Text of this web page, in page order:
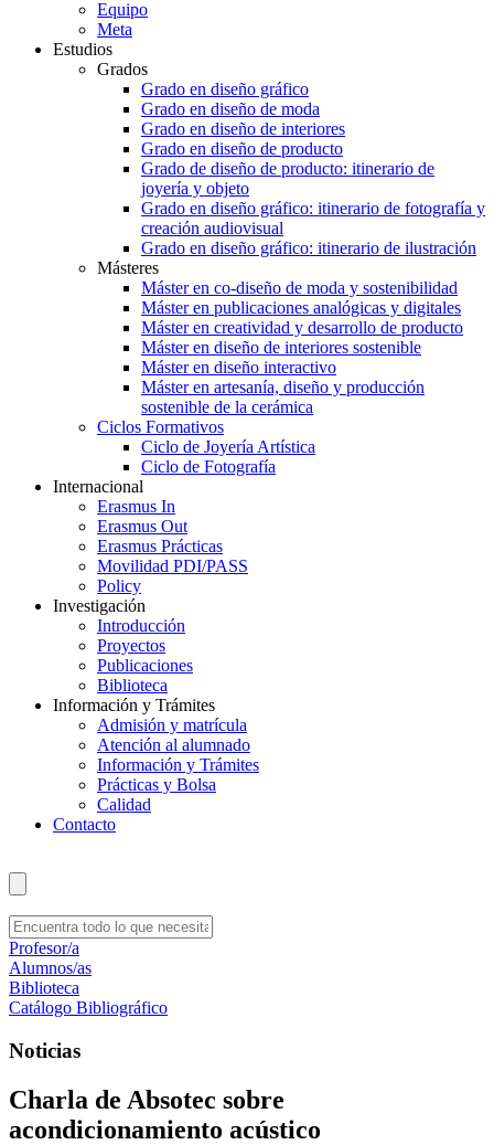
Equipo
Meta
Estudios
Grados
Grado en diseño gráfico
Grado en diseño de moda
Grado en diseño de interiores
Grado en diseño de producto
Grado de diseño de producto: itinerario de
joyería y objeto
Grado en diseño gráfico: itinerario de fotografía y
creación audiovisual
Grado en diseño gráfico: itinerario de ilustración
Másteres
Máster en co-diseño de moda y sostenibilidad
Máster en publicaciones analógicas y digitales
Máster en creatividad y desarrollo de producto
Máster en diseño de interiores sostenible
Máster en diseño interactivo
Máster en artesanía, diseño y producción
sostenible de la cerámica
Ciclos Formativos
Ciclo de Joyería Artística
Ciclo de Fotografía
Internacional
Erasmus In
Erasmus Out
Erasmus Prácticas
Movilidad PDI/PASS
Policy
Investigación
Introducción
Proyectos
Publicaciones
Biblioteca
Información y Trámites
Admisión y matrícula
Atención al alumnado
Información y Trámites
Prácticas y Bolsa
Calidad
Contacto
Profesor/a
Alumnos/as
Biblioteca
Catálogo Bibliográfico
Noticias
Charla de Absotec sobre
acondicionamiento acústico